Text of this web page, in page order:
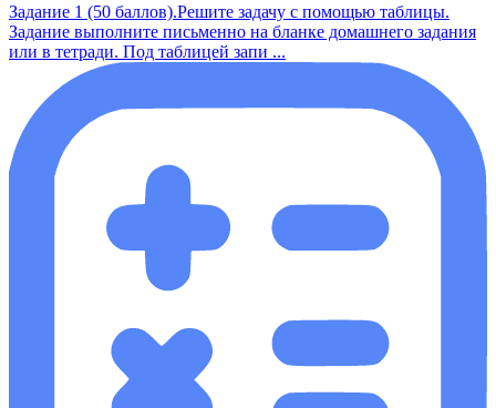
Задание 1 (50 баллов).Решите задачу с помощью таблицы.
Задание выполните письменно на бланке домашнего задания
или в тетради. Под таблицей запи ...